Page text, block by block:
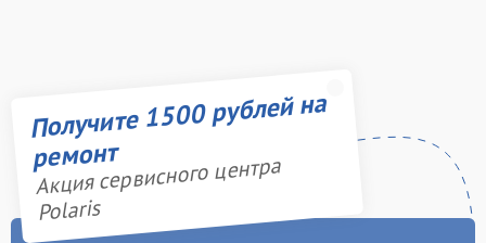
Получите 1500 рублей на
ремонт
Акция сервисного центра
Polaris